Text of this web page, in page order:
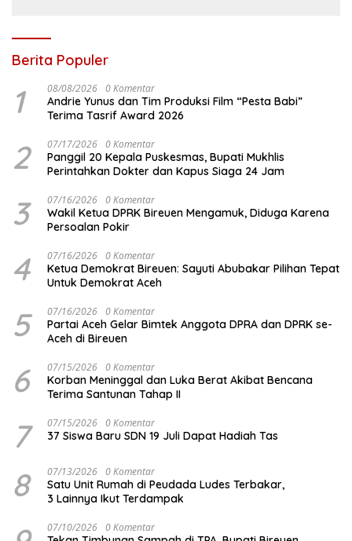
Berita Populer
1 08/08/2026 0 Komentar
Andrie Yunus dan Tim Produksi Film “Pesta Babi”
Terima Tasrif Award 2026
2 07/17/2026 0 Komentar
Panggil 20 Kepala Puskesmas, Bupati Mukhlis
Perintahkan Dokter dan Kapus Siaga 24 Jam
3 07/16/2026 0 Komentar
Wakil Ketua DPRK Bireuen Mengamuk, Diduga Karena
Persoalan Pokir
4 07/16/2026 0 Komentar
Ketua Demokrat Bireuen: Sayuti Abubakar Pilihan Tepat
Untuk Demokrat Aceh
5 07/16/2026 0 Komentar
Partai Aceh Gelar Bimtek Anggota DPRA dan DPRK se-
Aceh di Bireuen
6 07/15/2026 0 Komentar
Korban Meninggal dan Luka Berat Akibat Bencana
Terima Santunan Tahap II
7 07/15/2026 0 Komentar
37 Siswa Baru SDN 19 Juli Dapat Hadiah Tas
8 07/13/2026 0 Komentar
Satu Unit Rumah di Peudada Ludes Terbakar,
3 Lainnya Ikut Terdampak
07/10/2026 0 Komentar